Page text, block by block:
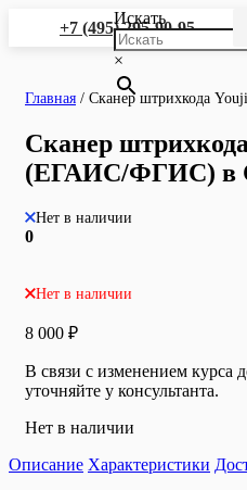
+7 (495) 295-90-95
Искать
×
Главная / Сканер штрихкода
Сканер
(ЕГАИС/ФГИС) в
Нет в наличии
0
Нет в наличии
8 000 ₽
В связи с изменением курса
уточняйте у консультанта.
Нет в наличии
Описание Характеристики